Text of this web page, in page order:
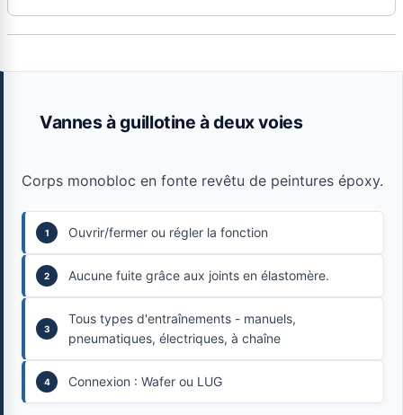
Vannes à guillotine à deux voies
Corps monobloc en fonte revêtu de peintures époxy.
Ouvrir/fermer ou régler la fonction
Aucune fuite grâce aux joints en élastomère.
Tous types d'entraînements - manuels,
pneumatiques, électriques, à chaîne
Connexion : Wafer ou LUG